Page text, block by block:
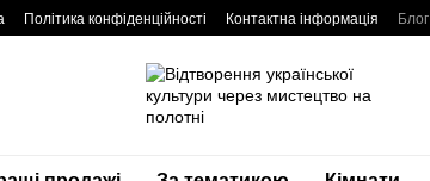
Політика конфіденційності Контактна інформація Блог